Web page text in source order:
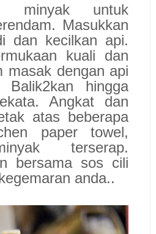
minyak untuk
Masukkan
dan kecilkan api.
kuali dan
masak dengan api
Balik2kan hingga
Angkat dan
atas beberapa
paper towel,
terserap.
bersama sos cili
anda..